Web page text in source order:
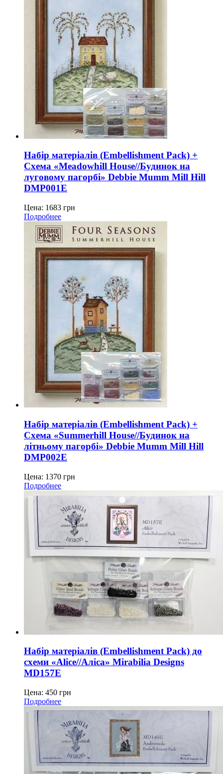
Набір матеріалів (Embellishment Pack) +
Схема «Meadowhill House//Будинок на
луговому пагорбі» Debbie Mumm Mill Hill
DMP001E
Цена: 1683 грн
Подробнее
Набір матеріалів (Embellishment Pack) +
Схема «Summerhill House//Будинок на
літньому пагорбі» Debbie Mumm Mill Hill
DMP002E
Цена: 1370 грн
Подробнее
Набір матеріалів (Embellishment Pack) до
схеми «Alice//Аліса» Mirabilia Designs
MD157E
Цена: 450 грн
Подробнее